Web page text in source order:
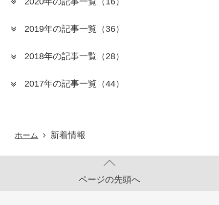
2019年の記事一覧 （36）
2018年の記事一覧 （28）
2017年の記事一覧 （44）
ホーム 新着情報
ページの先頭へ